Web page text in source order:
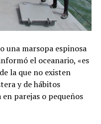
una marsopa espinosa
el oceanario, «es
la que no existen
y de hábitos
parejas o pequeños